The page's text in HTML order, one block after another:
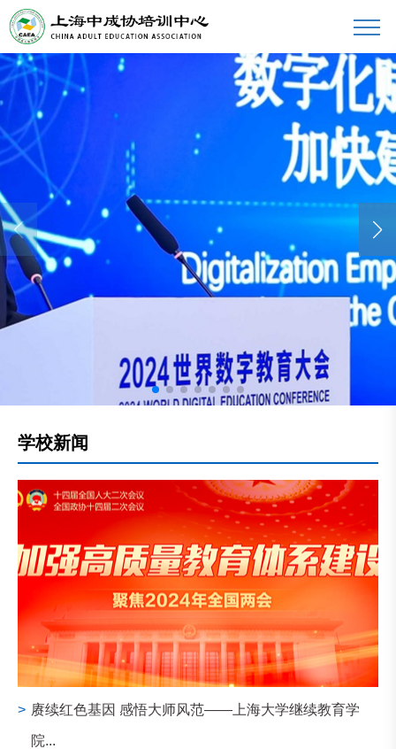
学校新闻
> 赓续红色基因 感悟大师风范——上海大学继续教育学
院...